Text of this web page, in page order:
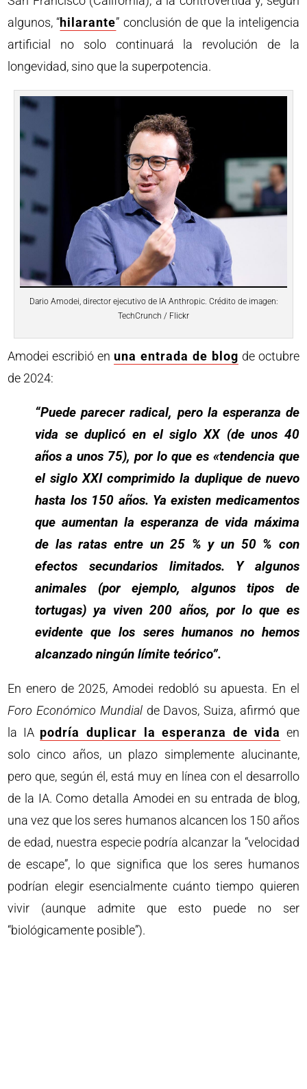
algunos, “hilarante” conclusión de que la inteligencia
artificial no solo continuará la revolución de la
longevidad, sino que la superpotencia.
Dario Amodei, director ejecutivo de IA Anthropic. Crédito de imagen:
TechCrunch / Flickr
Amodei escribió en una entrada de blog de octubre
de 2024:
“Puede parecer radical, pero la esperanza de
vida se duplicó en el siglo XX (de unos 40
años a unos 75), por lo que es «tendencia que
el siglo XXI comprimido la duplique de nuevo
hasta los 150 años. Ya existen medicamentos
que aumentan la esperanza de vida máxima
de las ratas entre un 25 % y un 50 % con
efectos secundarios limitados. Y algunos
animales (por ejemplo, algunos tipos de
tortugas) ya viven 200 años, por lo que es
evidente que los seres humanos no hemos
alcanzado ningún límite teórico”.
En enero de 2025, Amodei redobló su apuesta. En el
Foro Económico Mundialde Davos, Suiza, afirmó que
la IA podría duplicar la esperanza de vida en
solo cinco años, un plazo simplemente alucinante,
pero que, según él, está muy en línea con el desarrollo
de la IA. Como detalla Amodei en su entrada de blog,
una vez que los seres humanos alcancen los 150 años
de edad, nuestra especie podría alcanzar la “velocidad
de escape”, lo que significa que los seres humanos
podrían elegir esencialmente cuánto tiempo quieren
vivir (aunque admite que esto puede no ser
“biológicamente posible”).